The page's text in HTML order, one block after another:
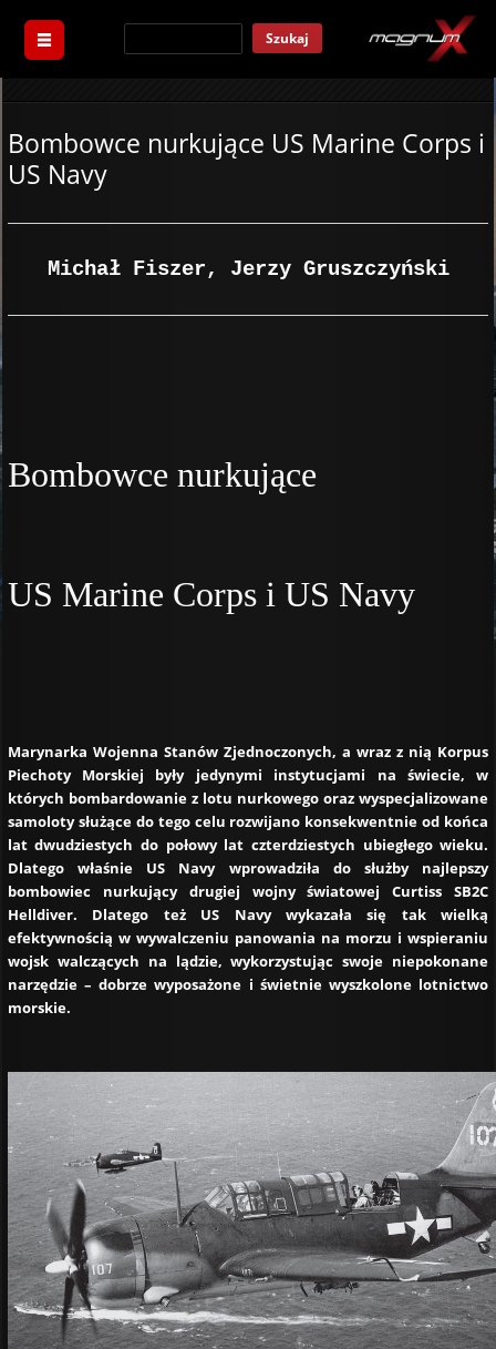
Szukaj
Bombowce nurkujące US Marine Corps i
US Navy
Michał Fiszer, Jerzy Gruszczyński
Bombowce nurkujące
US Marine Corps i US Navy
Marynarka Wojenna Stanów Zjednoczonych, a wraz z nią Korpus
Piechoty Morskiej były jedynymi instytucjami na świecie, w
których bombardowanie z lotu nurkowego oraz wyspecjalizowane
samoloty służące do tego celu rozwijano konsekwentnie od końca
lat dwudziestych do połowy lat czterdziestych ubiegłego wieku.
Dlatego właśnie US Navy wprowadziła do służby najlepszy
bombowiec nurkujący drugiej wojny światowej Curtiss SB2C
Helldiver. Dlatego też US Navy wykazała się tak wielką
efektywnością w wywalczeniu panowania na morzu i wspieraniu
wojsk walczących na lądzie, wykorzystując swoje niepokonane
narzędzie – dobrze wyposażone i świetnie wyszkolone lotnictwo
morskie.